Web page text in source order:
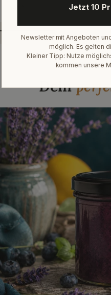
Dein
Jetzt 10
Newsletter mit Angeboten
möglich. Es gelten
Kleiner Tipp: Nutze
kommen unsere